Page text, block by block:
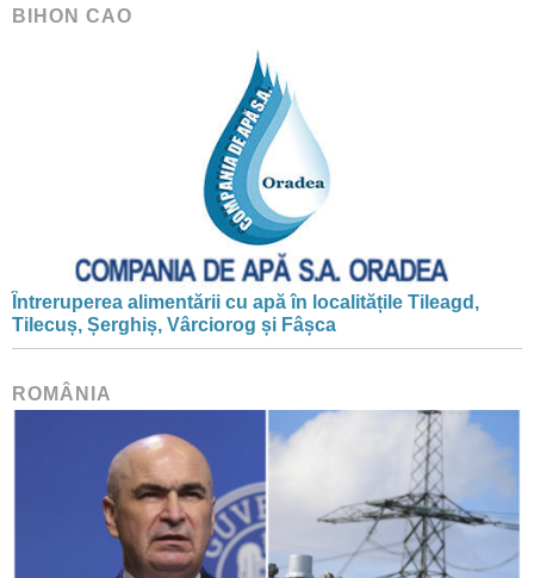
BIHON CAO
Întreruperea alimentării cu apă în localitățile Tileagd,
Tilecuș, Șerghiș, Vârciorog și Fâșca
ROMÂNIA